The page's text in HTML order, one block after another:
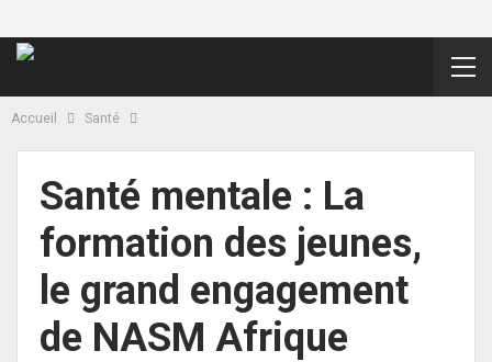
Accueil Santé
Santé mentale : La
formation des jeunes,
le grand engagement
de NASM Afrique